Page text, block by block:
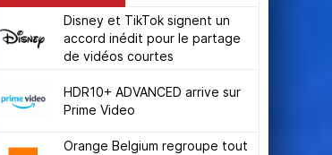
Disney et TikTok signent un
accord inédit pour le partage
de vidéos courtes
HDR10+ ADVANCED arrive sur
Prime Video
Orange Belgium regroupe tout